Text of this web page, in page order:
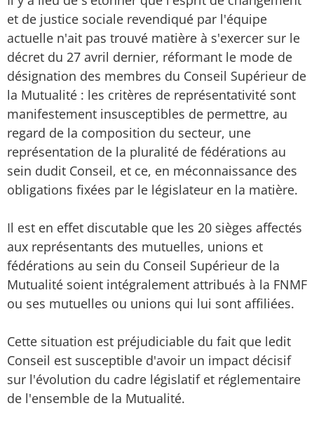
et de justice sociale revendiqué par l'équipe
actuelle n'ait pas trouvé matière à s'exercer sur le
décret du 27 avril dernier, réformant le mode de
désignation des membres du Conseil Supérieur de
la Mutualité : les critères de représentativité sont
manifestement insusceptibles de permettre, au
regard de la composition du secteur, une
représentation de la pluralité de fédérations au
sein dudit Conseil, et ce, en méconnaissance des
obligations fixées par le législateur en la matière.
Il est en effet discutable que les 20 sièges affectés
aux représentants des mutuelles, unions et
fédérations au sein du Conseil Supérieur de la
Mutualité soient intégralement attribués à la FNMF
ou ses mutuelles ou unions qui lui sont affiliées.
Cette situation est préjudiciable du fait que ledit
Conseil est susceptible d'avoir un impact décisif
sur l'évolution du cadre législatif et réglementaire
de l'ensemble de la Mutualité.